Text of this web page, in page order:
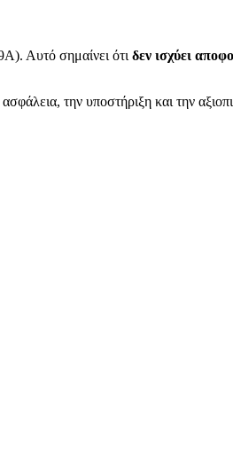
Αυτό σημαίνει ότι δεν ισχύει
την υποστήριξη και την